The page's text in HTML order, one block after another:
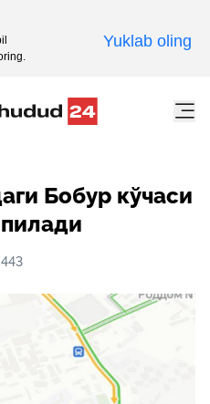
Бобур кўчаси
Yuklab oling